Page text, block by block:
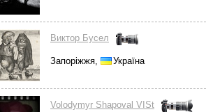
Виктор Бусел
Запоріжжя, Україна
Volodymyr Shapoval VISt